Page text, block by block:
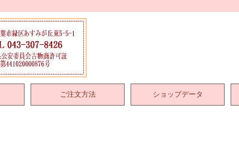
ご注文方法 ショップデータ